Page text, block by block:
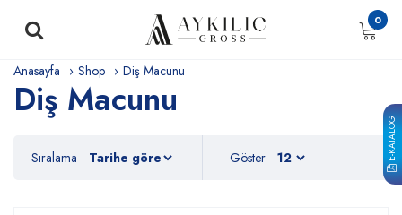
E-KATALOG
0
Anasayfa Shop Diş Macunu
Diş Macunu
Sıralama Göster